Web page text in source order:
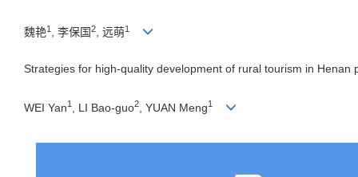
魏艳1 , 李保国2 , 远萌1
Strategies for high-quality development of rural tourism in
WEI Yan1 , LI Bao-guo2 , YUAN Meng1